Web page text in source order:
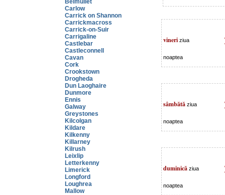
Belmullet
Carlow
Carrick on Shannon
Carrickmacross
Carrick-on-Suir
Carrigaline
Castlebar
Castleconnell
Cavan
Cork
Crookstown
Drogheda
Dun Laoghaire
Dunmore
Ennis
Galway
Greystones
Kilcolgan
Kildare
Kilkenny
Killarney
Kilrush
Leixlip
Letterkenny
Limerick
Longford
Loughrea
Mallow
vineri ziua
noaptea
sâmbătă ziua
noaptea
duminică ziua
noaptea